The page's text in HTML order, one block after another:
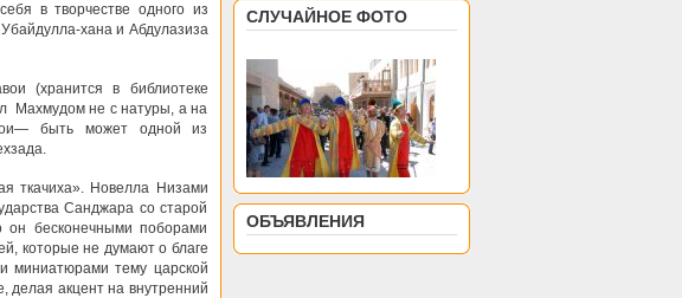
в творчестве одного из
хана и Абдулазиза
(хранится в библиотеке
Махмудом не с натуры, а на
быть может одной из
ткачиха». Новелла Низами
Санджара со старой
он бесконечными поборами
которые не думают о благе
миниатюрами тему царской
делая акцент на внутренний
СЛУЧАЙНОЕ ФОТО
ОБЪЯВЛЕНИЯ